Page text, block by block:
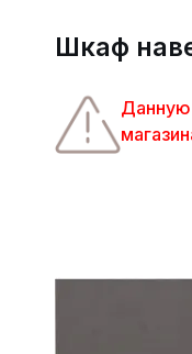
Шкаф
Данную